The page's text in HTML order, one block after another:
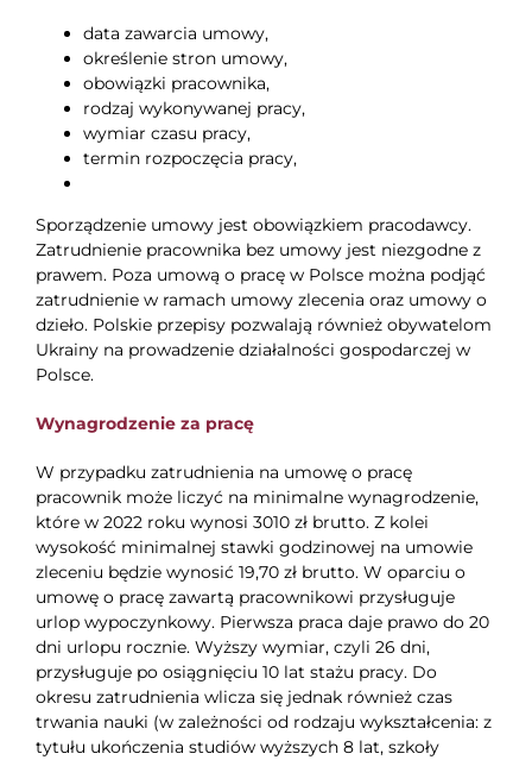
data zawarcia umowy,
określenie stron umowy,
obowiązki pracownika,
rodzaj wykonywanej pracy,
wymiar czasu pracy,
termin rozpoczęcia pracy,
Sporządzenie umowy jest obowiązkiem pracodawcy.
Zatrudnienie pracownika bez umowy jest niezgodne z
prawem. Poza umową o pracę w Polsce można podjąć
zatrudnienie w ramach umowy zlecenia oraz umowy o
dzieło. Polskie przepisy pozwalają również obywatelom
Ukrainy na prowadzenie działalności gospodarczej w
Polsce.
Wynagrodzenie za pracę
W przypadku zatrudnienia na umowę o pracę
pracownik może liczyć na minimalne wynagrodzenie,
które w 2022 roku wynosi 3010 zł brutto. Z kolei
wysokość minimalnej stawki godzinowej na umowie
zleceniu będzie wynosić 19,70 zł brutto. W oparciu o
umowę o pracę zawartą pracownikowi przysługuje
urlop wypoczynkowy. Pierwsza praca daje prawo do 20
dni urlopu rocznie. Wyższy wymiar, czyli 26 dni,
przysługuje po osiągnięciu 10 lat stażu pracy. Do
okresu zatrudnienia wlicza się jednak również czas
trwania nauki (w zależności od rodzaju wykształcenia: z
tytułu ukończenia studiów wyższych 8 lat, szkoły